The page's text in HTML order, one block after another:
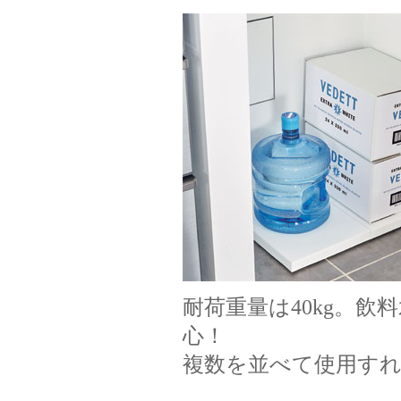
耐荷重量は40kg。飲
心！
複数を並べて使用す